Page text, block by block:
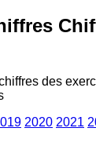
des
2020 2021